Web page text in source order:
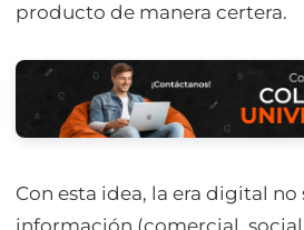
producto de manera certera.
Con esta idea, la era digital no
información (comercial,